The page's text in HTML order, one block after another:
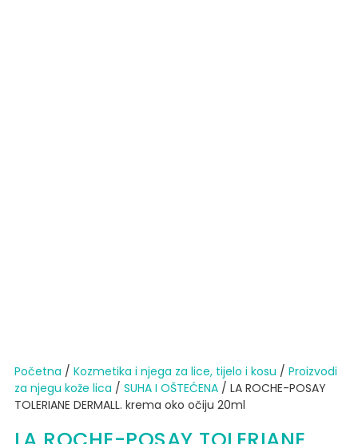
Početna / Kozmetika i njega za lice, tijelo i kosu / Proizvodi
za njegu kože lica / SUHA I OŠTEĆENA/ LA ROCHE-POSAY
TOLERIANE DERMALL. krema oko očiju 20ml